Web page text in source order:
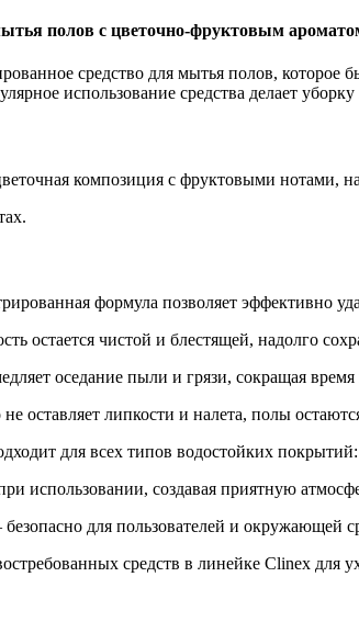
полов с цветочно-фруктовым
средство для мытья полов, которое
использование средства делает
композиция с фруктовыми
формула позволяет эффективно
остается чистой и блестящей, надолго
оседание пыли и грязи, сокращая
оставляет липкости и налета, полы
для всех типов водостойких
использовании, создавая приятную
безопасно для пользователей и окружающей
средств в линейке Clinex для